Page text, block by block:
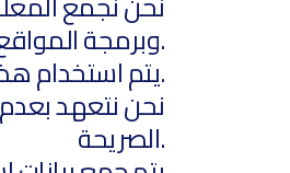
وبرمجة المواقع الإلكترونية وتطبيقات الهاتف المحمول ونظم إدارة المنشآت.
2- يتم استخدام هذه المعلومات لتلبية احتياجات العميل وتحسين الخدمات التي نقدمها.
الصريحة.